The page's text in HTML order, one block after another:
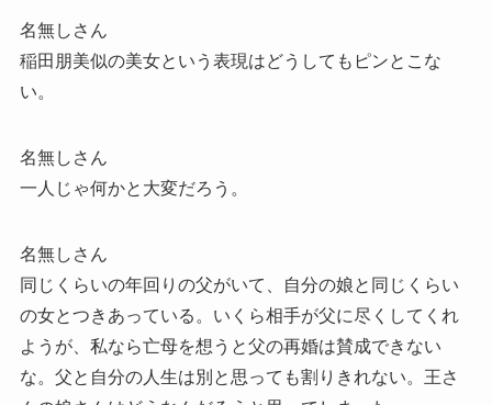
名無しさん
稲田朋美似の美女という表現はどうしてもピンとこな
い。
名無しさん
一人じゃ何かと大変だろう。
名無しさん
同じくらいの年回りの父がいて、自分の娘と同じくらい
の女とつきあっている。いくら相手が父に尽くしてくれ
ようが、私なら亡母を想うと父の再婚は賛成できない
な。父と自分の人生は別と思っても割りきれない。王さ